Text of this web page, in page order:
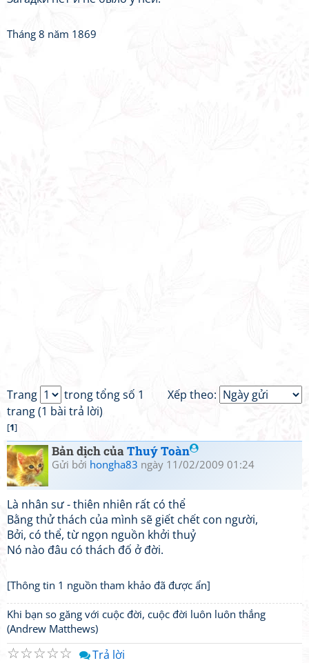
Tháng 8 năm 1869
Xếp theo:
Trang
trong tổng số 1
trang (1 bài trả lời)
[1]
Bản dịch củaThuý Toàn
Gửi bởi hongha83 ngày 11/02/2009 01:24
Là nhân sư - thiên nhiên rất có thể
Bằng thử thách của mình sẽ giết chết con người,
Bởi, có thể, từ ngọn nguồn khởi thuỷ
Nó nào đâu có thách đố ở đời.
[Thông tin 1 nguồn tham khảo đã được ẩn]
Khi bạn so găng với cuộc đời, cuộc đời luôn luôn thắng
(Andrew Matthews)
☆
☆
☆
☆
☆ Trả lời